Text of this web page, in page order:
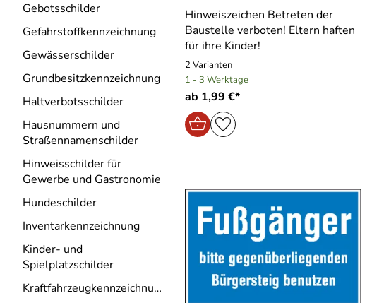
Gebotsschilder
Gefahrstoffkennzeichnung
Gewässerschilder
Grundbesitzkennzeichnung
Haltverbotsschilder
Hausnummern und
Straßennamenschilder
Hinweisschilder für
Gewerbe und Gastronomie
Hundeschilder
Inventarkennzeichnung
Kinder- und
Spielplatzschilder
Kraftfahrzeugkennzeichnung
Hinweiszeichen Betreten der
Baustelle verboten! Eltern haften
für ihre Kinder!
2 Varianten
1 - 3 Werktage
ab 1,99 €*